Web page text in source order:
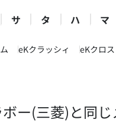
サ タ ハ マ
eKクラッシィ eKクロス
ー(三菱)と同